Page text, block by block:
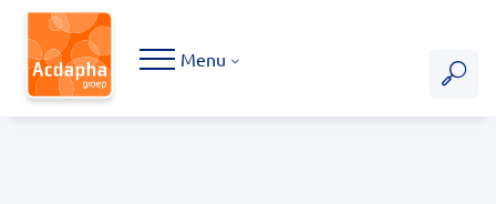
Hoofdmenu
Menu